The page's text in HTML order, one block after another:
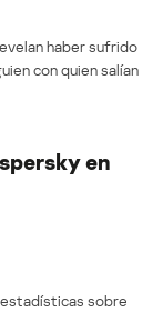
haber sufrido
con quien salían
en
sobre